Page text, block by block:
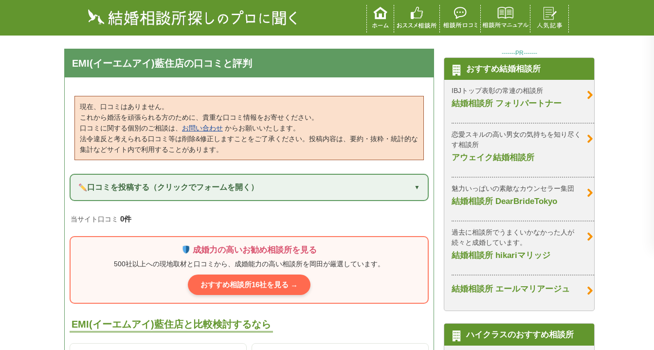
EMI(イーエムアイ)藍住店の口コミと評判
現在、口コミはありません。
これから婚活を頑張られる方のために、貴重な口コミ情報をお寄せください。
口コミに関する個別のご相談は、 お問い合わせ からお願いいたします。
法令違反と考えられる口コミ等は削除&修正しますことをご了承ください。投稿内容は、要約・抜粋・統計的な
集計などサイト内で利用することがあります。
口コミを投稿する（クリックでフォームを開く）
当サイト口コミ 0件
成婚力の高いお勧め相談所を見る
500社以上への現地取材と口コミから、成婚能力の高い相談所を岡田が厳選しています。
おすすめ相談所16社を見る →
EMI(イーエムアイ)藍住店と比較検討するなら
-------PR-------
おすすめ結婚相談所
IBJトップ表彰の常連の相談所
結婚相談所 フォリパートナー
恋愛スキルの高い男女の気持ちを知り尽く
す相談所
アウェイク結婚相談所
魅力いっぱいの素敵なカウンセラー集団
結婚相談所 DearBrideTokyo
過去に相談所でうまくいかなかった人が
続々と成婚しています。
結婚相談所 hikariマリッジ
結婚相談所 エールマリアージュ
ハイクラスのおすすめ相談所